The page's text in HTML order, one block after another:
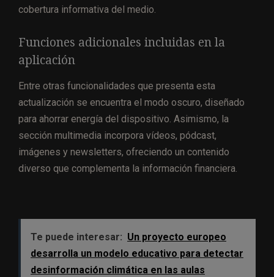
cobertura informativa del medio.
Funciones adicionales incluidas en la
aplicación
Entre otras funcionalidades que presenta esta
actualización se encuentra el modo oscuro, diseñado
para ahorrar energía del dispositivo. Asimismo, la
sección multimedia incorpora vídeos, pódcast,
imágenes y newsletters, ofreciendo un contenido
diverso que complementa la información financiera.
Te puede interesar: Un proyecto europeo
desarrolla un modelo educativo para detectar
desinformación climática en las aulas